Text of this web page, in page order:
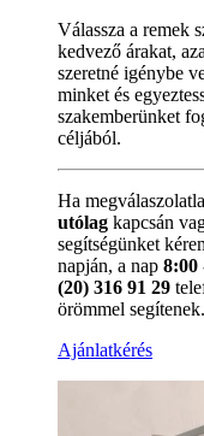
Válassza a remek
kedvező árakat,
szeretné igénybe
minket és
szakemberünket
céljából.
Ha
utólag kapcsán
segítségünket
napján, a nap 8:00
(20) 316 91 29
örömmel segítenek.
Ajánlatkérés